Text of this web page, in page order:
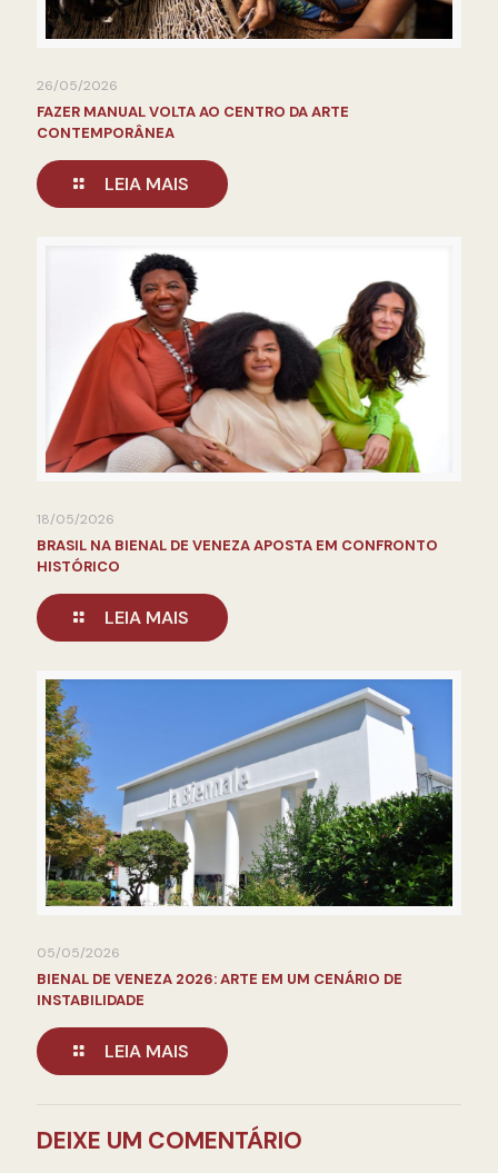
26/05/2026
FAZER MANUAL VOLTA AO CENTRO DA ARTE
CONTEMPORÂNEA
LEIA MAIS
18/05/2026
BRASIL NA BIENAL DE VENEZA APOSTA EM CONFRONTO
HISTÓRICO
LEIA MAIS
05/05/2026
BIENAL DE VENEZA 2026: ARTE EM UM CENÁRIO DE
INSTABILIDADE
LEIA MAIS
DEIXE UM COMENTÁRIO